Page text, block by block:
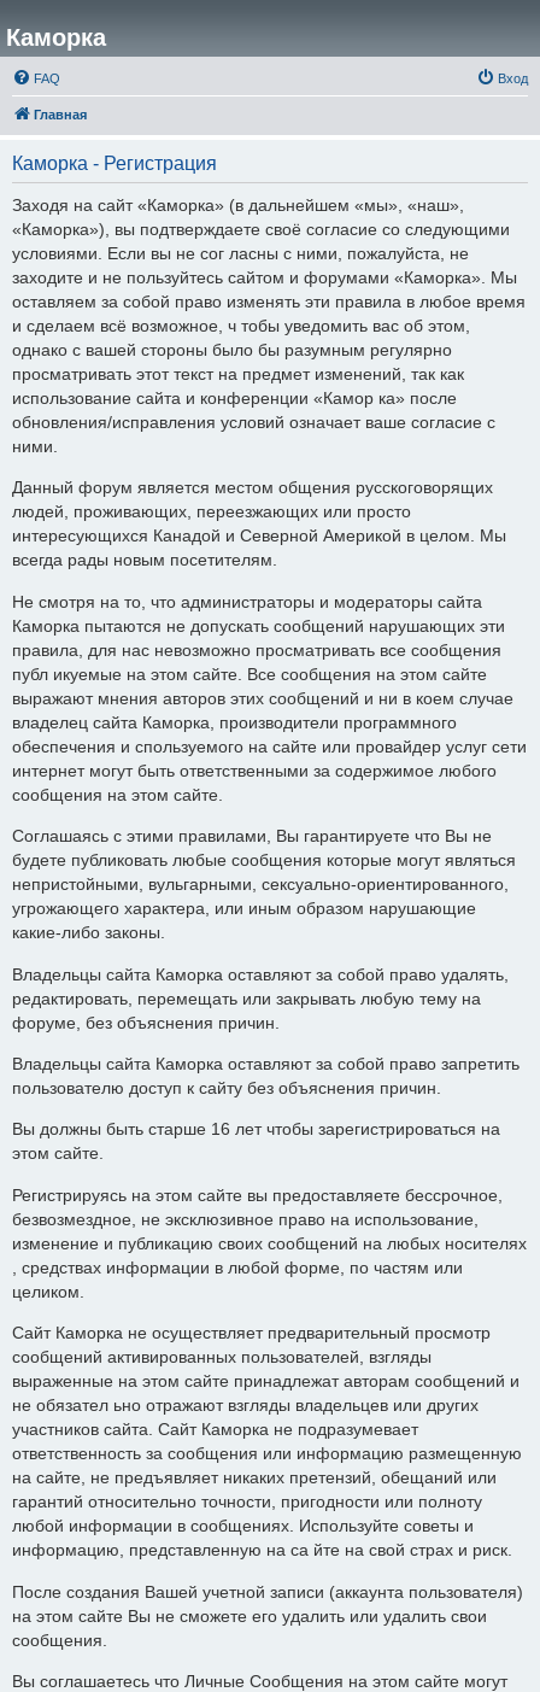
Каморка
FAQ Вход
Главная
Каморка - Регистрация
Заходя на сайт «Каморка» (в дальнейшем «мы», «наш»,
«Каморка»), вы подтверждаете своё согласие со следующими
условиями. Если вы не сог ласны с ними, пожалуйста, не
заходите и не пользуйтесь сайтом и форумами «Каморка». Мы
оставляем за собой право изменять эти правила в любое время
и сделаем всё возможное, ч тобы уведомить вас об этом,
однако с вашей стороны было бы разумным регулярно
просматривать этот текст на предмет изменений, так как
использование сайта и конференции «Камор ка» после
обновления/исправления условий означает ваше согласие с
ними.
Данный форум является местом общения русскоговорящих
людей, проживающих, переезжающих или просто
интересующихся Канадой и Северной Америкой в целом. Мы
всегда рады новым посетителям.
Не смотря на то, что администраторы и модераторы сайта
Каморка пытаются не допускать сообщений нарушающих эти
правила, для нас невозможно просматривать все сообщения
публ икуемые на этом сайте. Все сообщения на этом сайте
выражают мнения авторов этих сообщений и ни в коем случае
владелец сайта Каморка, производители программного
обеспечения и спользуемого на сайте или провайдер услуг сети
интернет могут быть ответственными за содержимое любого
сообщения на этом сайте.
Соглашаясь с этими правилами, Вы гарантируете что Вы не
будете публиковать любые сообщения которые могут являться
непристойными, вульгарными, сексуально-ориентированного,
угрожающего характера, или иным образом нарушающие
какие-либо законы.
Владельцы сайта Каморка оставляют за собой право удалять,
редактировать, перемещать или закрывать любую тему на
форуме, без объяснения причин.
Владельцы сайта Каморка оставляют за собой право запретить
пользователю доступ к сайту без объяснения причин.
Вы должны быть старше 16 лет чтобы зарегистрироваться на
этом сайте.
Регистрируясь на этом сайте вы предоставляете бессрочное,
безвозмездное, не эксклюзивное право на использование,
изменение и публикацию своих сообщений на любых носителях
, средствах информации в любой форме, по частям или
целиком.
Сайт Каморка не осуществляет предварительный просмотр
сообщений активированных пользователей, взгляды
выраженные на этом сайте принадлежат авторам сообщений и
не обязател ьно отражают взгляды владельцев или других
участников сайта. Сайт Каморка не подразумевает
ответственность за сообщения или информацию размещенную
на сайте, не предъявляет никаких претензий, обещаний или
гарантий относительно точности, пригодности или полноту
любой информации в сообщениях. Используйте советы и
информацию, представленную на са йте на свой страх и риск.
После создания Вашей учетной записи (аккаунта пользователя)
на этом сайте Вы не сможете его удалить или удалить свои
сообщения.
Вы соглашаетесь что Личные Сообщения на этом сайте могут